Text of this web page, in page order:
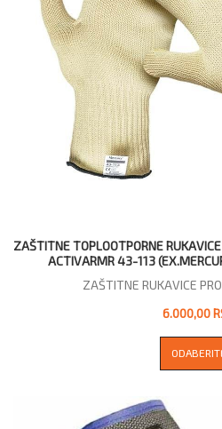
ZAŠTITNE TOPLOOTPORNE
ACTIVARMR 43-113
ZAŠTITNE RUKAVICE
6.000,00